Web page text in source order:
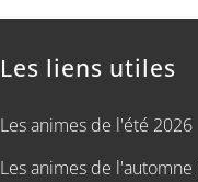
Les liens utiles
Les animes de l'été 2026
Les animes de l'automne